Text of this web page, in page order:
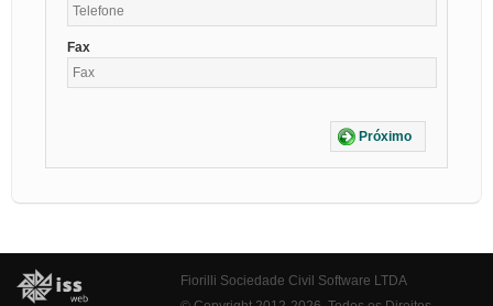
Fax
Próximo
Fiorilli Sociedade Civil Software LTDA